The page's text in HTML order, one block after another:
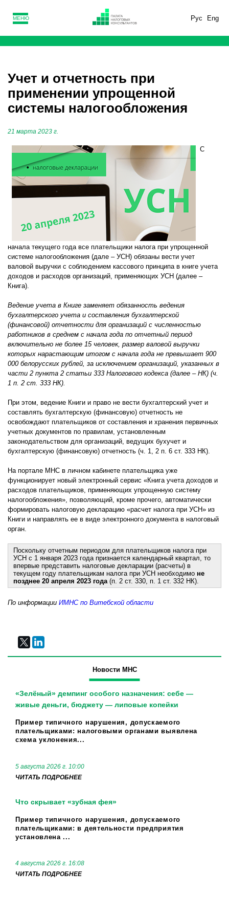
Рус Eng
МЕНЮ
Учет и отчетность при
применении упрощенной
системы налогообложения
21 марта 2023 г.
С
начала текущего года все плательщики налога при упрощенной
системе налогообложения (дале – УСН) обязаны вести учет
валовой выручки с соблюдением кассового принципа в книге учета
доходов и расходов организаций, применяющих УСН (далее –
Книга).
Ведение учета в Книге заменяет обязанность ведения
бухгалтерского учета и составления бухгалтерской
(финансовой) отчетности для организаций с численностью
работников в среднем с начала года по отчетный период
включительно не более 15 человек, размер валовой выручки
которых нарастающим итогом с начала года не превышает 900
000 белорусских рублей, за исключением организаций, указанных в
части 2 пункта 2 статьи 333 Налогового кодекса (далее – НК) (ч.
1 п. 2 ст. 333 НК).
При этом, ведение Книги и право не вести бухгалтерский учет и
составлять бухгалтерскую (финансовую) отчетность не
освобождают плательщиков от составления и хранения первичных
учетных документов по правилам, установленным
законодательством для организаций, ведущих бухучет и
бухгалтерскую (финансовую) отчетность (ч. 1, 2 п. 6 ст. 333 НК).
На портале МНС в личном кабинете плательщика уже
функционирует новый электронный сервис «Книга учета доходов и
расходов плательщиков, применяющих упрощенную систему
налогообложения», позволяющий, кроме прочего, автоматически
формировать налоговую декларацию «расчет налога при УСН» из
Книги и направлять ее в виде электронного документа в налоговый
орган.
Поскольку отчетным периодом для плательщиков налога при
УСН с 1 января 2023 года признается календарный квартал, то
впервые представить налоговые декларации (расчеты) в
текущем году плательщикам налога при УСН необходимо не
позднее 20 апреля 2023 года(п. 2 ст. 330, п. 1 ст. 332 НК).
По информации ИМНС по Витебской области
Новости МНС
«Зелёный» демпинг особого назначения: себе —
живые деньги, бюджету — липовые копейки
Пример типичного нарушения, допускаемого
плательщиками: налоговыми органами выявлена
схема уклонения...
5 августа 2026 г. 10:00
ЧИТАТЬ ПОДРОБНЕЕ
Что скрывает «зубная фея»
Пример типичного нарушения, допускаемого
плательщиками: в деятельности предприятия
установлена ...
4 августа 2026 г. 16:08
ЧИТАТЬ ПОДРОБНЕЕ